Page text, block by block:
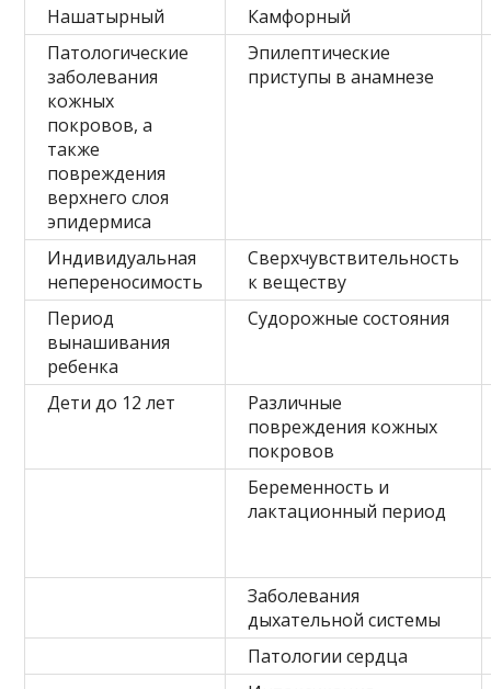
Нашатырный
Камфорный
Патологические
заболевания
кожных
покровов, а
также
повреждения
верхнего слоя
эпидермиса
Эпилептические
приступы в анамнезе
Индивидуальная
непереносимость
Сверхчувствительность
к веществу
Период
вынашивания
ребенка
Судорожные состояния
Дети до 12 лет
Различные
повреждения кожных
покровов
Беременность и
лактационный период
Заболевания
дыхательной системы
Патологии сердца